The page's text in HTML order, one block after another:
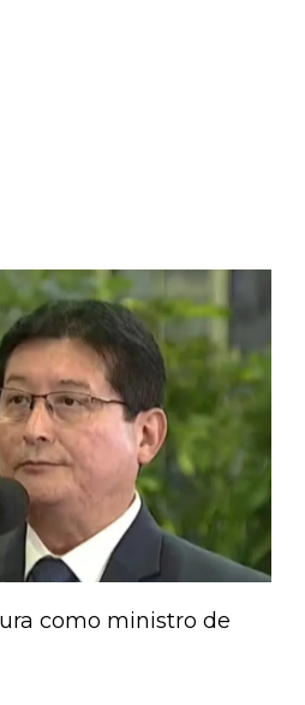
como ministro de